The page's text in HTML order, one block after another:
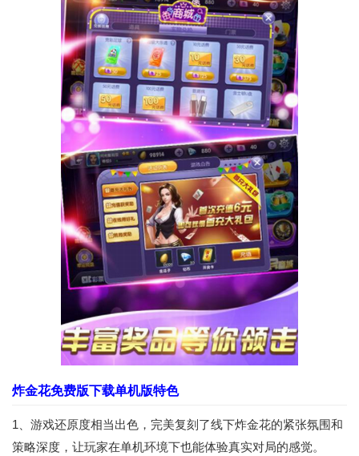
炸金花免费版下载单机版特色
1、游戏还原度相当出色，完美复刻了线下炸金花的紧张氛围和
策略深度，让玩家在单机环境下也能体验真实对局的感觉。